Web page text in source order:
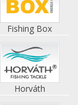
Fishing Box
Horváth